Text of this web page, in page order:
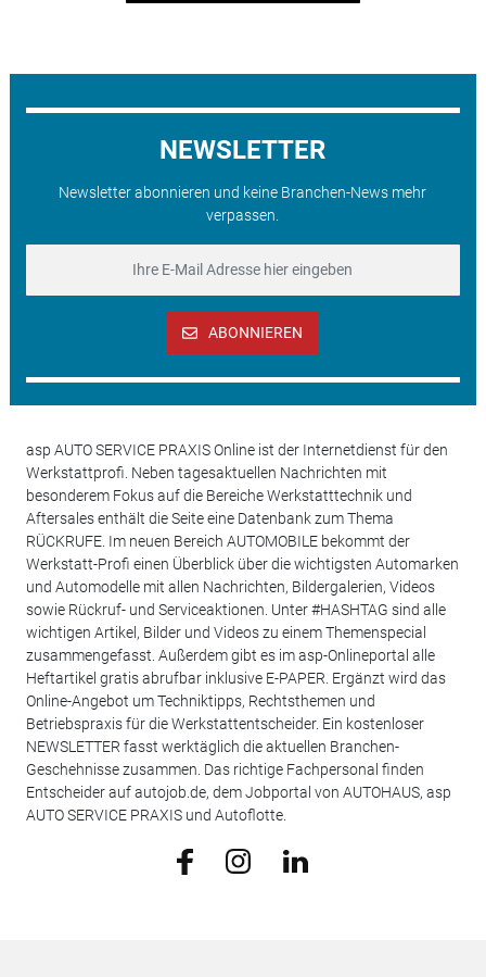
NEWSLETTER
Newsletter abonnieren und keine Branchen-News mehr
verpassen.
ABONNIEREN
asp AUTO SERVICE PRAXIS Online ist der Internetdienst für den
Werkstattprofi. Neben tagesaktuellen Nachrichten mit
besonderem Fokus auf die Bereiche Werkstatttechnik und
Aftersales enthält die Seite eine Datenbank zum Thema
RÜCKRUFE. Im neuen Bereich AUTOMOBILE bekommt der
Werkstatt-Profi einen Überblick über die wichtigsten Automarken
und Automodelle mit allen Nachrichten, Bildergalerien, Videos
sowie Rückruf- und Serviceaktionen. Unter #HASHTAG sind alle
wichtigen Artikel, Bilder und Videos zu einem Themenspecial
zusammengefasst. Außerdem gibt es im asp-Onlineportal alle
Heftartikel gratis abrufbar inklusive E-PAPER. Ergänzt wird das
Online-Angebot um Techniktipps, Rechtsthemen und
Betriebspraxis für die Werkstattentscheider. Ein kostenloser
NEWSLETTER fasst werktäglich die aktuellen Branchen-
Geschehnisse zusammen. Das richtige Fachpersonal finden
Entscheider auf autojob.de, dem Jobportal von AUTOHAUS, asp
AUTO SERVICE PRAXIS und Autoflotte.